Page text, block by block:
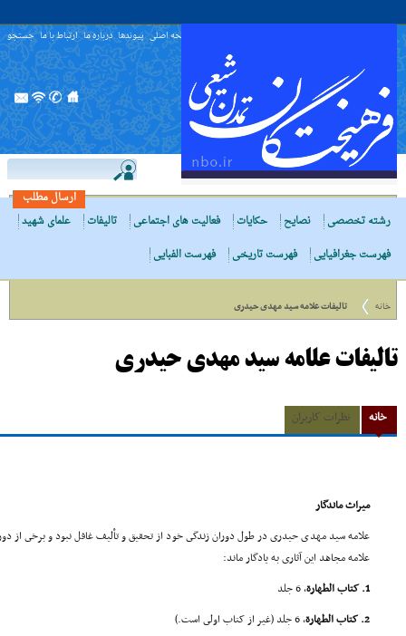
صفحه اصلی پیوندها درباره ما ارتباط با ما جستجو
ارسال مطلب
رشته تخصصی
نصایح حکایات فعالیت های اجتماعی تالیفات
علمای شهید
فهرست جغرافیایی
فهرست تاریخی فهرست الفبایی
خانه تالیفات علامه سید مهدی حیدری
تالیفات علامه سید مهدی حیدری
خانه نظرات کاربران
میراث ماندگار
علامه سید مهدى حیدرى در طول دوران زندگى خود از تحقیق و تألیف غافل نبود و برخى از
علامه مجاهد این آثارى به یادگار ماند:
1. کتاب الطهارة
، 6 جلد
2. کتاب الطهارة
، 6 جلد (غیر از کتاب اولى است.)